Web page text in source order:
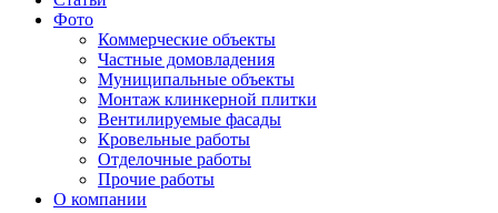
Фото
Коммерческие объекты
Частные домовладения
Муниципальные объекты
Монтаж клинкерной плитки
Вентилируемые фасады
Кровельные работы
Отделочные работы
Прочие работы
О компании